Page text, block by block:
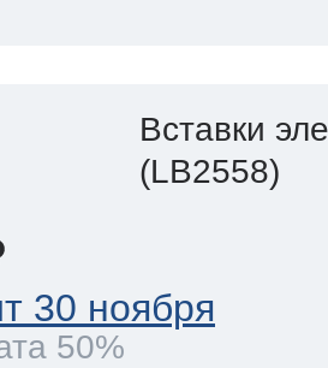
Вставки
(LB2558)
30 ноября
50%